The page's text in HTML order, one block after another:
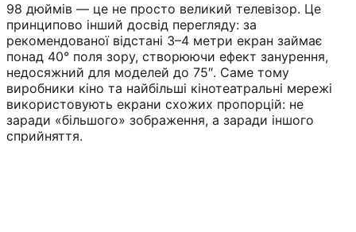
98 дюймів — це не просто великий телевізор. Це
принципово інший досвід перегляду: за
рекомендованої відстані 3–4 метри екран займає
понад 40° поля зору, створюючи ефект занурення,
недосяжний для моделей до 75″. Саме тому
виробники кіно та найбільші кінотеатральні мережі
використовують екрани схожих пропорцій: не
заради «більшого» зображення, а заради іншого
сприйняття.